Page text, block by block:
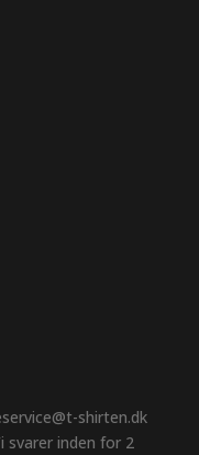
shirten.dk
svarer inden for 2